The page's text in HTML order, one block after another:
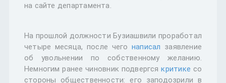
на сайте департамента.
На прошлой должности Бузиашвили проработал
четыре месяца, после чего написал заявление
об увольнении по собственному желанию.
Немногим ранее чиновник подвергсякритике со
стороны общественности: его заподозрили в